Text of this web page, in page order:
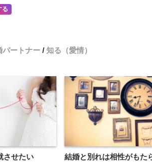
る
パートナー 知る（愛情）
させたい 結婚と別れは相性がもた